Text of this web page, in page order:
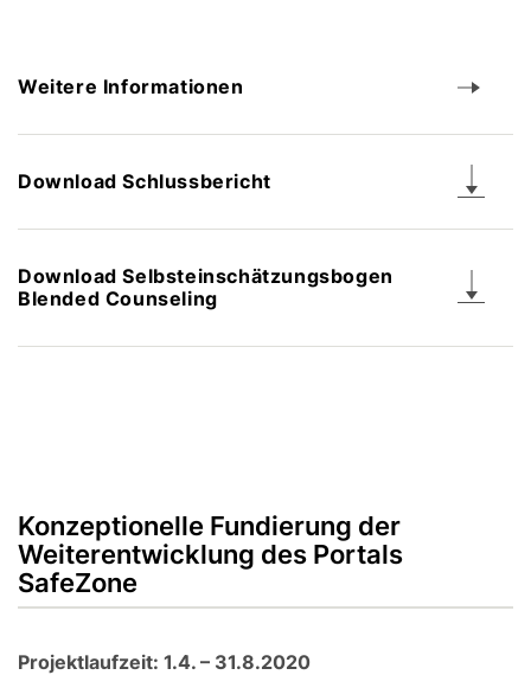
Weitere Informationen
Download Schlussbericht
Download Selbsteinschätzungsbogen
Blended Counseling
Konzeptionelle Fundierung der
Weiterentwicklung des Portals
SafeZone
Projektlaufzeit: 1.4. – 31.8.2020